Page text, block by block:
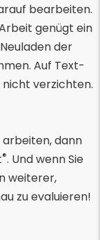
bearbeiten.
genügt ein
der
Auf Text-
verzichten.
arbeiten, dann
®. Und wenn Sie
weiterer,
zu evaluieren!